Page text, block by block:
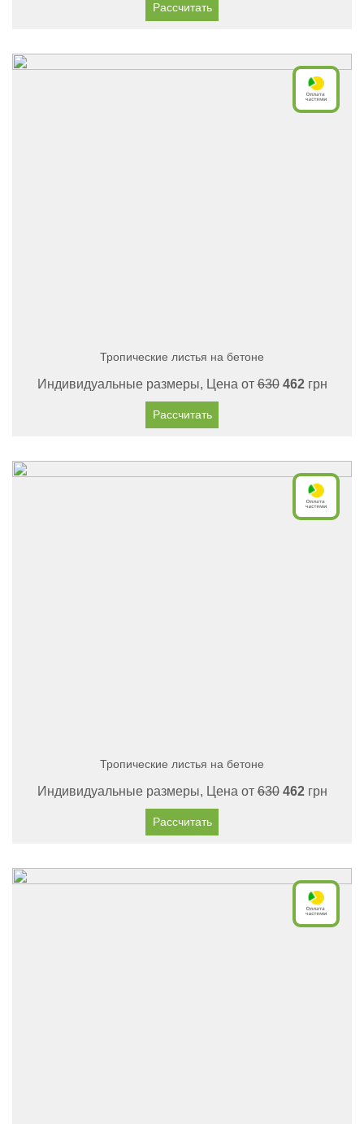
Рассчитать
Тропические листья на бетоне
Индивидуальные размеры, Цена от630 462грн
Рассчитать
Тропические листья на бетоне
Индивидуальные размеры, Цена от630 462грн
Рассчитать